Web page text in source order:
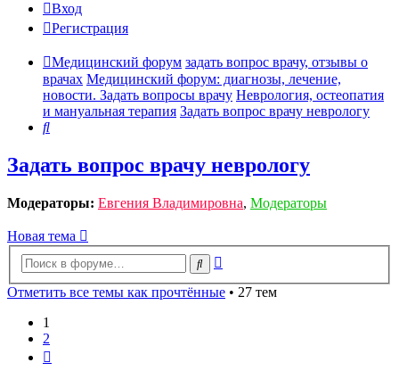
Вход
Регистрация
Медицинский форум задать вопрос врачу, отзывы о
врачах Медицинский форум: диагнозы, лечение,
новости. Задать вопросы врачу Неврология, остеопатия
и мануальная терапия Задать вопрос врачу неврологу
Поиск
Задать вопрос врачу неврологу
Модераторы: Евгения Владимировна, Модераторы
Новая тема
Поиск
Отметить все темы как прочтённые • 27 тем
1
2